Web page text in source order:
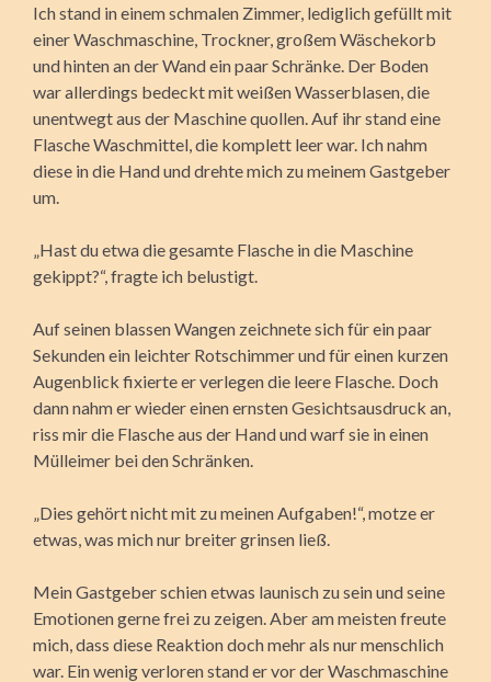
Ich stand in einem schmalen Zimmer, lediglich gefüllt mit
einer Waschmaschine, Trockner, großem Wäschekorb
und hinten an der Wand ein paar Schränke. Der Boden
war allerdings bedeckt mit weißen Wasserblasen, die
unentwegt aus der Maschine quollen. Auf ihr stand eine
Flasche Waschmittel, die komplett leer war. Ich nahm
diese in die Hand und drehte mich zu meinem Gastgeber
um.
„Hast du etwa die gesamte Flasche in die Maschine
gekippt?“, fragte ich belustigt.
Auf seinen blassen Wangen zeichnete sich für ein paar
Sekunden ein leichter Rotschimmer und für einen kurzen
Augenblick fixierte er verlegen die leere Flasche. Doch
dann nahm er wieder einen ernsten Gesichtsausdruck an,
riss mir die Flasche aus der Hand und warf sie in einen
Mülleimer bei den Schränken.
„Dies gehört nicht mit zu meinen Aufgaben!“, motze er
etwas, was mich nur breiter grinsen ließ.
Mein Gastgeber schien etwas launisch zu sein und seine
Emotionen gerne frei zu zeigen. Aber am meisten freute
mich, dass diese Reaktion doch mehr als nur menschlich
war. Ein wenig verloren stand er vor der Waschmaschine